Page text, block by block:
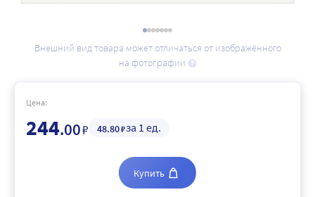
Внешний вид товара может отличаться от изображённого
на фотографии
Цена:
244.00₽ 48.80₽за 1 ед.
Купить